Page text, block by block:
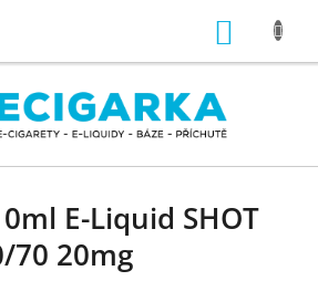
E-Liquid SHOT
70 20mg